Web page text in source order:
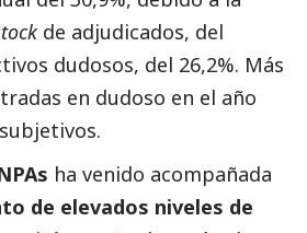
de adjudicados, del
dudosos, del 26,2%. Más
en dudoso en el año
ha venido acompañada
de elevados niveles de